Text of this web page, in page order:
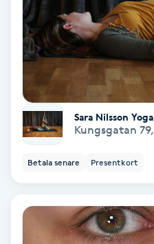
Hudföryngring
Huduppstramning
Hudvård
Hyaluronsyra
Hyperhidros
Sara Nilsson Yoga
Kungsgatan 79,
Betala senare Presentkort